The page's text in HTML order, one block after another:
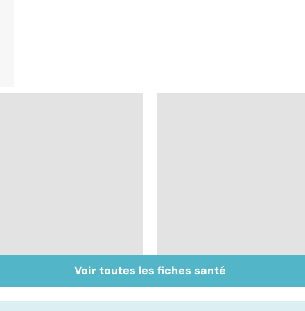
Faire du sport à
domicile, c'est facile !
Vivre après un
cancer
Voir toutes les fiches santé